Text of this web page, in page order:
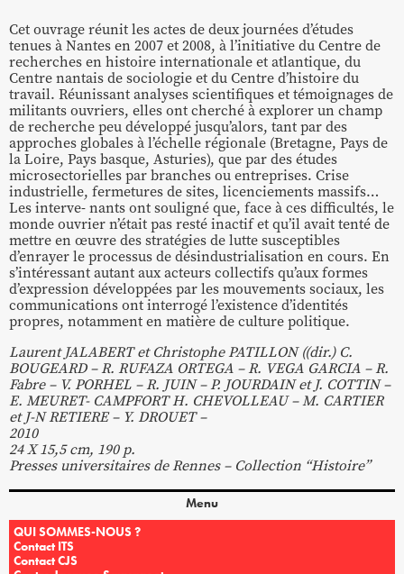
Cet ouvrage réunit les actes de deux journées d’études
tenues à Nantes en 2007 et 2008, à l’initiative du Centre de
recherches en histoire internationale et atlantique, du
Centre nantais de sociologie et du Centre d’histoire du
travail. Réunissant analyses scientifiques et témoignages de
militants ouvriers, elles ont cherché à explorer un champ
de recherche peu développé jusqu’alors, tant par des
approches globales à l’échelle régionale (Bretagne, Pays de
la Loire, Pays basque, Asturies), que par des études
microsectorielles par branches ou entreprises. Crise
industrielle, fermetures de sites, licenciements massifs…
Les interve- nants ont souligné que, face à ces difficultés, le
monde ouvrier n’était pas resté inactif et qu’il avait tenté de
mettre en œuvre des stratégies de lutte susceptibles
d’enrayer le processus de désindustrialisation en cours. En
s’intéressant autant aux acteurs collectifs qu’aux formes
d’expression développées par les mouvements sociaux, les
communications ont interrogé l’existence d’identités
propres, notamment en matière de culture politique.
Laurent JALABERT et Christophe PATILLON ((dir.) C.
BOUGEARD – R. RUFAZA ORTEGA – R. VEGA GARCIA – R.
Fabre – V. PORHEL – R. JUIN – P. JOURDAIN et J. COTTIN –
E. MEURET- CAMPFORT H. CHEVOLLEAU – M. CARTIER
et J-N RETIERE – Y. DROUET –
2010
24 X 15,5 cm, 190 p.
Presses universitaires de Rennes – Collection “Histoire”
Menu
QUI SOMMES-NOUS ?
Contact ITS
Contact CJS